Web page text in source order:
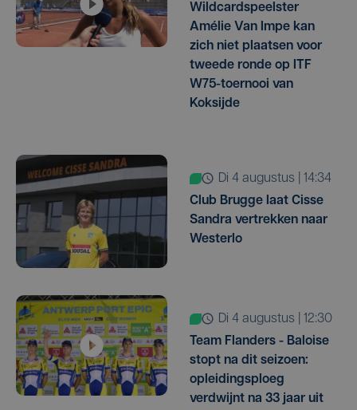
Wildcardspeelster
Amélie Van Impe kan
zich niet plaatsen voor
tweede ronde op ITF
W75-toernooi van
Koksijde
di 4 augustus | 14:34
Club Brugge laat Cisse
Sandra vertrekken naar
Westerlo
di 4 augustus | 12:30
Team Flanders - Baloise
stopt na dit seizoen:
opleidingsploeg
verdwijnt na 33 jaar uit